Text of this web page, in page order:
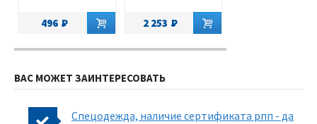
496 2 253
ВАС МОЖЕТ ЗАИНТЕРЕСОВАТЬ
Спецодежда, наличие сертификата рпп - да